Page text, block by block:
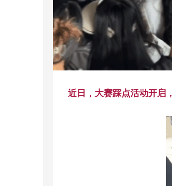
近日，大赛踩点活动开启